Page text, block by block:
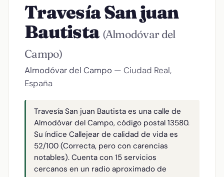
Travesía San juan
Bautista (Almodóvar del
Campo)
Almodóvar del Campo — Ciudad Real,
España
Travesía San juan Bautista es una calle de
Almodóvar del Campo, código postal 13580.
Su índice Callejear de calidad de vida es
52/100 (Correcta, pero con carencias
notables). Cuenta con 15 servicios
cercanos en un radio aproximado de